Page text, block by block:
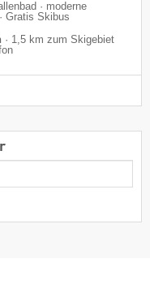
· moderne
Gratis Skibus
· 1,5 km zum Skigebiet